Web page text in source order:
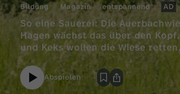
Bildung Magazin entspannend AD
So eine Sauerei: Die
Hagen wächst das über den
und Keks wollen die Wiese retten.
Abspielen